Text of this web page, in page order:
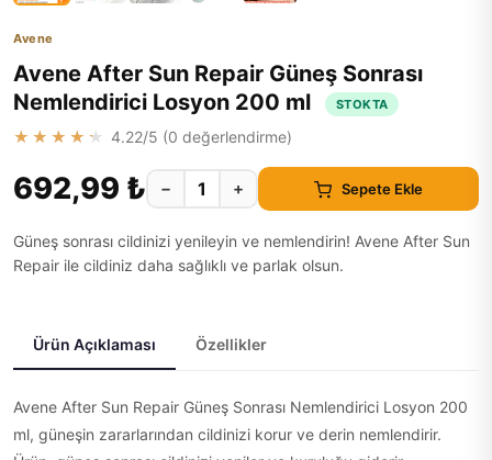
Avene
Avene After Sun Repair Güneş Sonrası
Nemlendirici Losyon 200 ml
STOKTA
★★★★★ 4.22/5 (0 değerlendirme)
692,99 ₺ − + Sepete Ekle
Güneş sonrası cildinizi yenileyin ve nemlendirin! Avene After Sun
Repair ile cildiniz daha sağlıklı ve parlak olsun.
Ürün Açıklaması Özellikler
Avene After Sun Repair Güneş Sonrası Nemlendirici Losyon 200
ml, güneşin zararlarından cildinizi korur ve derin nemlendirir.